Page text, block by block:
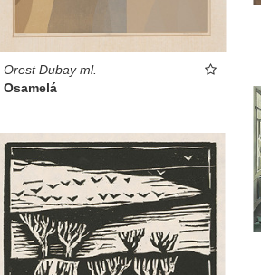
Orest Dubay ml.
Osamelá